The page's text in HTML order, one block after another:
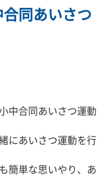
同あいさつ
中合同あいさつ運動
にあいさつ運動を行
簡単な思いやり、あ